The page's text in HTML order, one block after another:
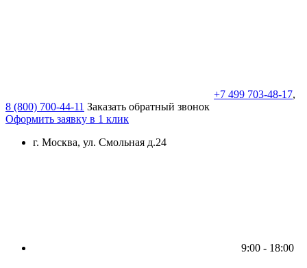
+7 499 703-48-17,
8 (800) 700-44-11 Заказать обратный звонок
Оформить заявку в 1 клик
г. Москва, ул. Смольная д.24
9:00 - 18:00